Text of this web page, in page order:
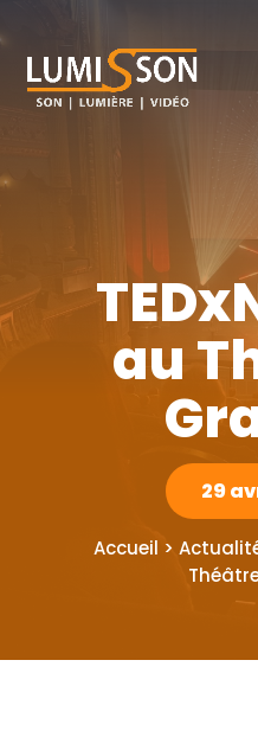
au
29
Accueil >